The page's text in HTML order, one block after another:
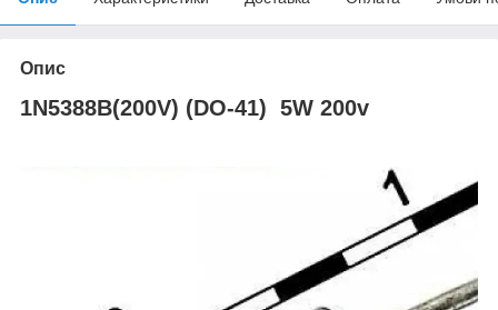
Опис
1N5388B(200V) (DO-41) 5W 200v